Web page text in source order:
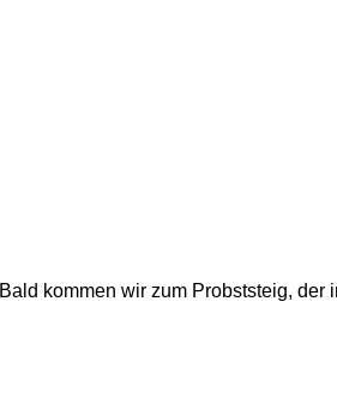
Bald kommen wir zum Probststeig,